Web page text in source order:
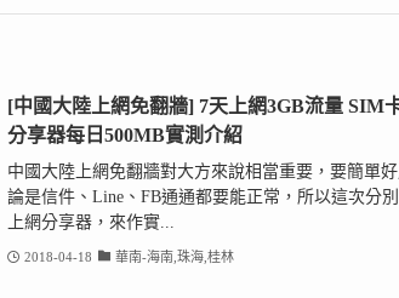
[中國大陸上網免翻牆] 7天上網3GB流量 SIM
分享器每日500MB實測介紹
中國大陸上網免翻牆對大方來說相當重要，要簡單
論是信件、Line、FB通通都要能正常，所以這次分
上網分享器，來作實...
2018-04-18 華南-海南,珠海,桂林